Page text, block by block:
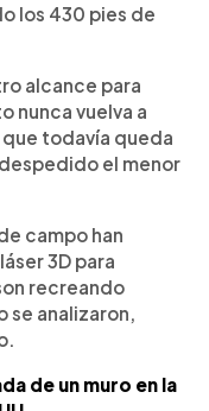
los 430 pies de
alcance para
nunca vuelva a
todavía queda
el menor
campo han
3D para
recreando
analizaron,
de un muro en la